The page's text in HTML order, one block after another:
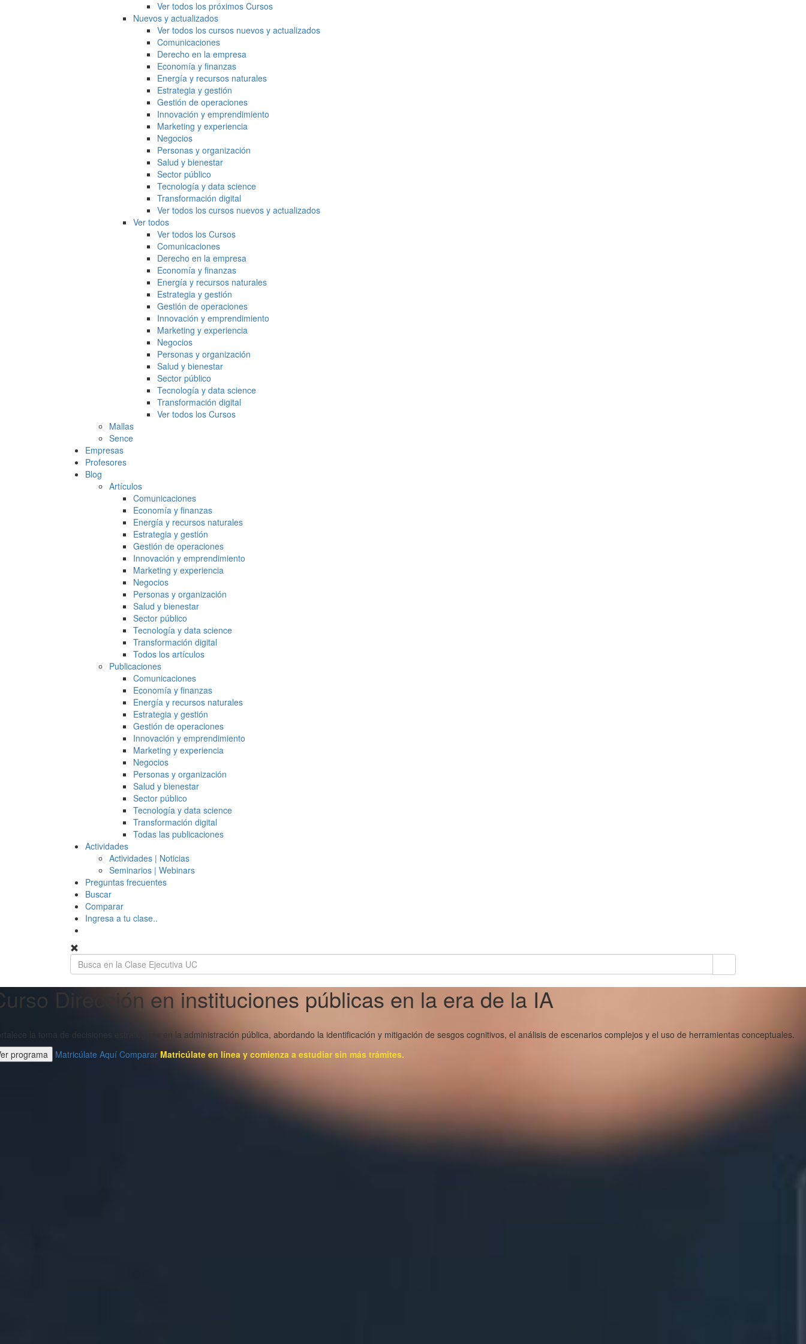
Ver todos los próximos Cursos
Nuevos y actualizados
Ver todos los cursos nuevos y actualizados
Comunicaciones
Derecho en la empresa
Economía y finanzas
Energía y recursos naturales
Estrategia y gestión
Gestión de operaciones
Innovación y emprendimiento
Marketing y experiencia
Negocios
Personas y organización
Salud y bienestar
Sector público
Tecnología y data science
Transformación digital
Ver todos los cursos nuevos y actualizados
Ver todos
Ver todos los Cursos
Comunicaciones
Derecho en la empresa
Economía y finanzas
Energía y recursos naturales
Estrategia y gestión
Gestión de operaciones
Innovación y emprendimiento
Marketing y experiencia
Negocios
Personas y organización
Salud y bienestar
Sector público
Tecnología y data science
Transformación digital
Ver todos los Cursos
Mallas
Sence
Empresas
Profesores
Blog
Artículos
Comunicaciones
Economía y finanzas
Energía y recursos naturales
Estrategia y gestión
Gestión de operaciones
Innovación y emprendimiento
Marketing y experiencia
Negocios
Personas y organización
Salud y bienestar
Sector público
Tecnología y data science
Transformación digital
Todos los artículos
Publicaciones
Comunicaciones
Economía y finanzas
Energía y recursos naturales
Estrategia y gestión
Gestión de operaciones
Innovación y emprendimiento
Marketing y experiencia
Negocios
Personas y organización
Salud y bienestar
Sector público
Tecnología y data science
Transformación digital
Todas las publicaciones
Actividades
Actividades | Noticias
Seminarios | Webinars
Preguntas frecuentes
Buscar
Comparar
Ingresa a tu clase..
Dirección en instituciones públicas en la era de la IA
la toma de decisiones estratégicas en la administración pública, abordando la identificación y mitigación de sesgos cognitivos, el análisis de escenarios complejos y el uso de herramientas conceptuales.
programa
Matricúlate Aquí Comparar Matricúlate en línea y comienza a estudiar sin más trámites.